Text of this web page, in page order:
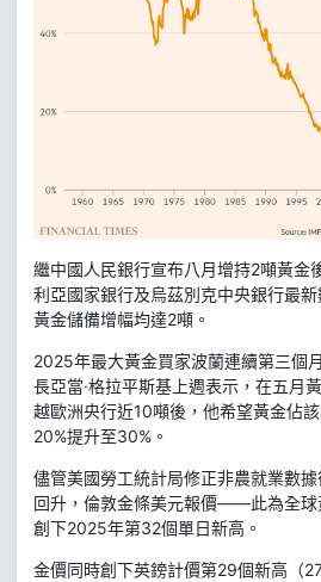
繼中國人民銀行宣布八月增持2噸黃金
利亞國家銀行及烏茲別克中央銀行最
黃金儲備增幅均達2噸。
2025年最大黃金買家波蘭連續第三個
長亞當·格拉平斯基上週表示，在五月
越歐洲央行近10噸後，他希望黃金佔
20%提升至30%。
儘管美國勞工統計局修正非農就業數
回升，倫敦金條美元報價——此為全
創下2025年第32個單日新高。
金價同時創下英鎊計價第29個新高（